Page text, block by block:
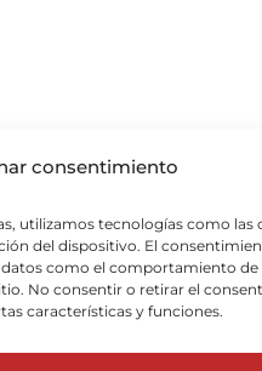
consentimiento
utilizamos tecnologías como las
del dispositivo. El
como el comportamiento de
No consentir o retirar el
características y funciones.